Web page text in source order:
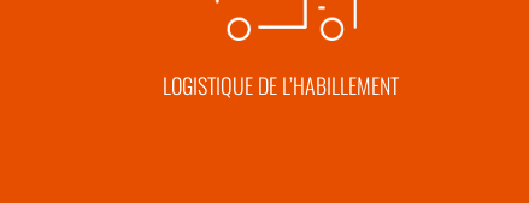
LOGISTIQUE DE L’HABILLEMENT